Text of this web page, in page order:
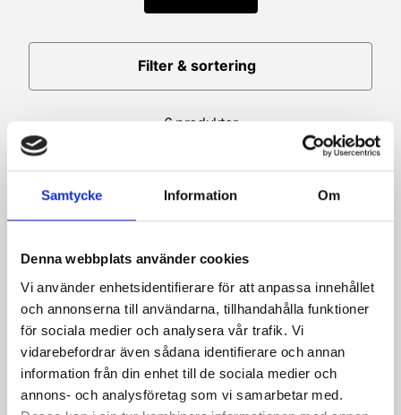
Samtycke Information Om
Denna webbplats använder cookies
Vi använder enhetsidentifierare för att anpassa innehållet
och annonserna till användarna, tillhandahålla funktioner
för sociala medier och analysera vår trafik. Vi
vidarebefordrar även sådana identifierare och annan
information från din enhet till de sociala medier och
annons- och analysföretag som vi samarbetar med.
Framgaffel/Fjädring fram
Förgasardelar
Generator/Tändning
Hastighetsmätare
Insug
Kabel & Vajer
Kickstart
Kolvar
Filter & sortering
6 produkter
Bromsbackar 90mm (DBS Safir mfl)
NTS
165 kr
Bromskontakt (Universal)
49 kr